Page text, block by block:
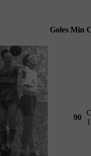
Goles Min
90